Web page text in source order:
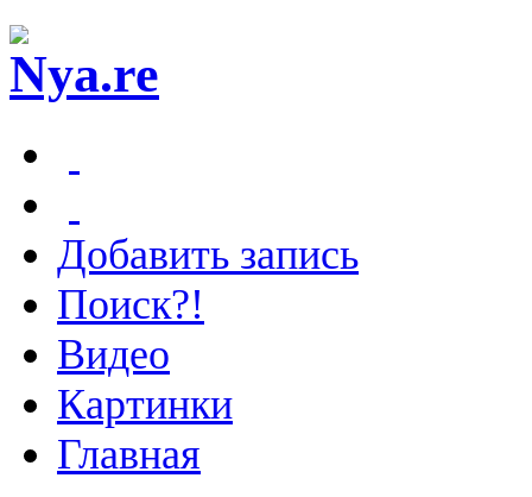
Добавить запись
Поиск?!
Видео
Картинки
Главная